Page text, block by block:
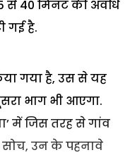
40 मिनट की अवधि
गई है.
गया है, उस से यह
भाग भी आएगा.
में जिस तरह से गांव
सोच, उन के पहनावे